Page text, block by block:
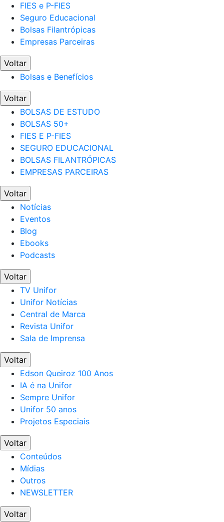
FIES e P-FIES
Seguro Educacional
Bolsas Filantrópicas
Empresas Parceiras
Voltar
Bolsas e Benefícios
Voltar
BOLSAS DE ESTUDO
BOLSAS 50+
FIES E P-FIES
SEGURO EDUCACIONAL
BOLSAS FILANTRÓPICAS
EMPRESAS PARCEIRAS
Voltar
Notícias
Eventos
Blog
Ebooks
Podcasts
Voltar
TV Unifor
Unifor Notícias
Central de Marca
Revista Unifor
Sala de Imprensa
Voltar
Edson Queiroz 100 Anos
IA é na Unifor
Sempre Unifor
Unifor 50 anos
Projetos Especiais
Voltar
Conteúdos
Mídias
Outros
NEWSLETTER
Voltar